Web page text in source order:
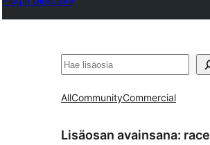
Etsi
AllCommunityCommercial
Lisäosan avainsana: race